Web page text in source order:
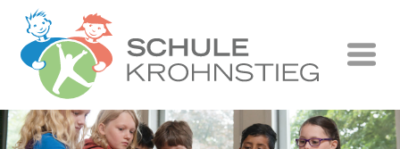
Startseite
Wer wir